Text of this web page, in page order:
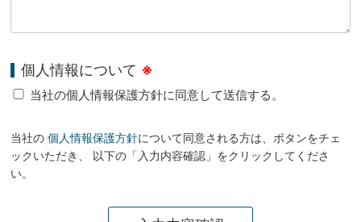
個人情報について ※
当社の個人情報保護方針に同意して送信する。
当社の個人情報保護方針について同意される方は、ボタンをチェ
ックいただき、 以下の「入力内容確認」をクリックしてくださ
い。